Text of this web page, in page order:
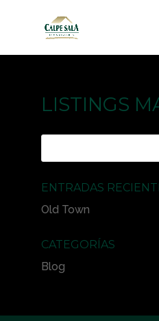
LISTINGS
ENTRADAS
Old Town
CATEGORÍAS
Blog